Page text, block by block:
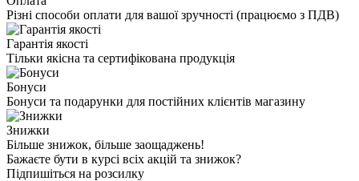
Різні способи оплати для вашої зручності (працюємо з ПДВ)
Гарантія якості
Тільки якісна та сертифікована продукція
Бонуси
Бонуси та подарунки для постійних клієнтів магазину
Знижки
Більше знижок, більше заощаджень!
Бажаєте бути в курсі всіх акцій та знижок?
Підпишіться на розсилку